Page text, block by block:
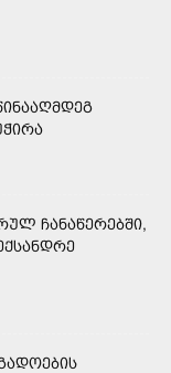
ᲩᲐᲜᲐᲬᲔᲠᲔᲑᲨᲘ,